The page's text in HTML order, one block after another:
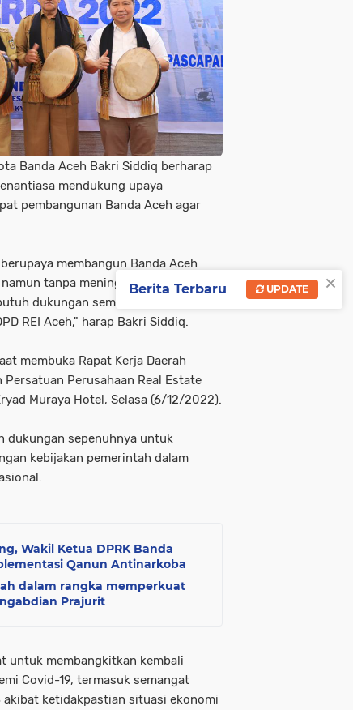
Banda Aceh Bakri Siddiq berharap
mendukung upaya
pembangunan Banda Aceh agar
membangun Banda Aceh
tanpa meninggalkan kearifan
dukungan semua pihak. Salah
REI Aceh," harap Bakri Siddiq.
membuka Rapat Kerja Daerah
Persatuan Perusahaan Real Estate
Muraya Hotel, Selasa (6/12/2022).
dukungan sepenuhnya untuk
kebijakan pemerintah dalam
Wakil Ketua DPRK Banda
Qanun Antinarkoba
dalam rangka memperkuat
Prajurit
untuk membangkitkan kembali
Covid-19, termasuk semangat
ketidakpastian situasi ekonomi
×
Berita Terbaru UPDATE